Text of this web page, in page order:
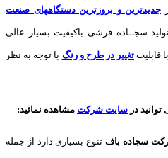
جدیدترین و بروزترین دستگاههای صنعت
سجــاده فرشی باکیفیت بسیار عالی
قابلیت تغییر در طرح و رنگ با توجه به نظر
توانید در سایت شرکت مشاهده نمائید:
سجاده باف تنوع بسیاری دارد از جمله